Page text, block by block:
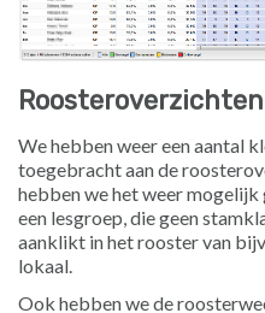
Roosteroverzichten
We hebben weer een aantal
toegebracht aan de
hebben we het weer
een lesgroep, die geen
aanklikt in het rooster van
lokaal.
Ook hebben we de